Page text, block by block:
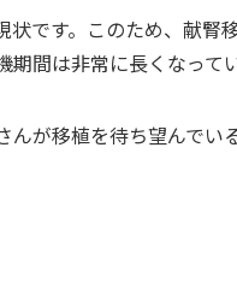
です。このため、献腎
間は非常に長くなってい
が移植を待ち望んでい